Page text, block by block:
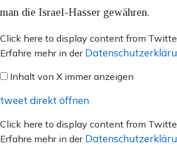
man die Israel-Hasser gewähren.
Inhalt
von
anzeigen
Click here to display content from
Erfahre mehr in der
Inhalt von X immer anzeigen
tweet direkt öffnen
Inhalt
von
Click here to display content from
Erfahre mehr in der